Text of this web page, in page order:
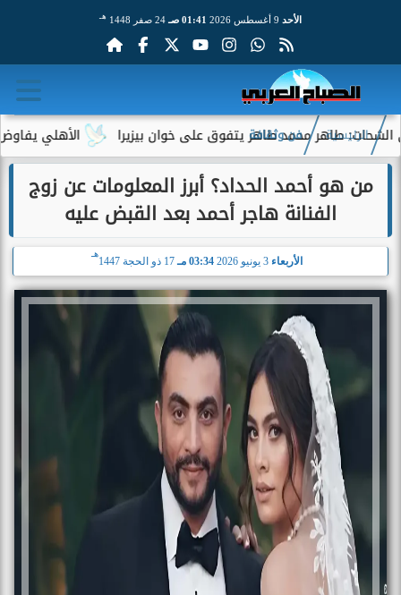
الأحد 01:41 صـ 24 صفر 1448 هـ
الأهلي يفاوض أحمد طاهر محمد طاهر يتفوق على خوان بيزيرا
الرئيسية فن وثقافة
من هو أحمد الحداد؟ أبرز المعلومات عن زوج
الفنانة هاجر أحمد بعد القبض عليه
الأربعاء 03:34 مـ 17 ذو الحجة 1447
هـ